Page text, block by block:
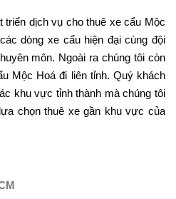
triển dịch vụ cho thuê xe cẩu Mộc
dòng xe cẩu hiện đại cùng đội
môn. Ngoài ra chúng tôi còn
Mộc Hoá đi liên tỉnh. Quý khách
khu vực tỉnh thành mà chúng tôi
chọn thuê xe gần khu vực của